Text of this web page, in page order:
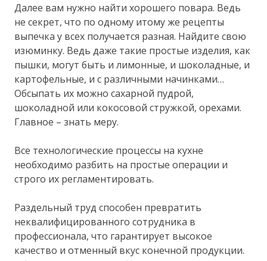
Далее вам нужно найти хорошего повара. Ведь
не секрет, что по одному итому же рецепты
выпечка у всех получается разная. Найдите свою
изюминку. Ведь даже такие простые изделия, как
пышки, могут быть и лимонные, и шоколадные, и
картофельные, и с различными начинками…
Обсыпать их можно сахарной пудрой,
шоколадной или кокосовой стружкой, орехами.
Главное – знать меру.
Все технологические процессы на кухне
необходимо разбить на простые операции и
строго их регламентировать.
Раздельный труд способен превратить
неквалифицированного сотрудника в
профессионала, что гарантирует высокое
качество и отменный вкус конечной продукции.